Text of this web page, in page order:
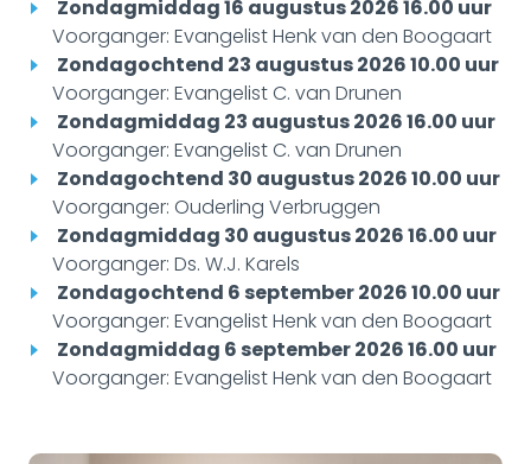
Zondagmiddag 16 augustus 2026 16.00 uur
Voorganger: Evangelist Henk van den Boogaart
Zondagochtend 23 augustus 2026 10.00 uur
Voorganger: Evangelist C. van Drunen
Zondagmiddag 23 augustus 2026 16.00 uur
Voorganger: Evangelist C. van Drunen
Zondagochtend 30 augustus 2026 10.00 uur
Voorganger: Ouderling Verbruggen
Zondagmiddag 30 augustus 2026 16.00 uur
Voorganger: Ds. W.J. Karels
Zondagochtend 6 september 2026 10.00 uur
Voorganger: Evangelist Henk van den Boogaart
Zondagmiddag 6 september 2026 16.00 uur
Voorganger: Evangelist Henk van den Boogaart